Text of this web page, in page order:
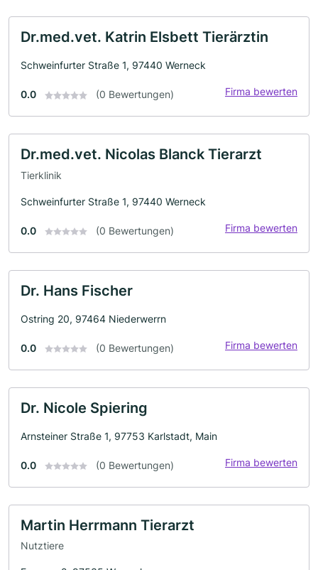
Dr.med.vet. Katrin Elsbett Tierärztin
Schweinfurter Straße 1, 97440 Werneck
0.0 (0 Bewertungen) Firma bewerten
Dr.med.vet. Nicolas Blanck Tierarzt
Tierklinik
Schweinfurter Straße 1, 97440 Werneck
0.0 (0 Bewertungen) Firma bewerten
Dr. Hans Fischer
Ostring 20, 97464 Niederwerrn
0.0 (0 Bewertungen) Firma bewerten
Dr. Nicole Spiering
Arnsteiner Straße 1, 97753 Karlstadt, Main
0.0 (0 Bewertungen) Firma bewerten
Martin Herrmann Tierarzt
Nutztiere